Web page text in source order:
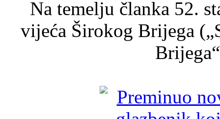
Na temelju članka 52.
vijeća Širokog Brijega